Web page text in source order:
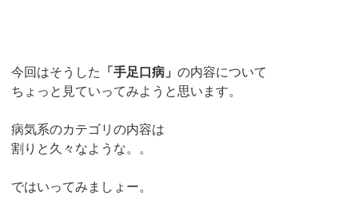
今回はそうした 「手足口病」の内容について
ちょっと見ていってみようと思います。
病気系のカテゴリの内容は
割りと久々なような。。
ではいってみましょー。